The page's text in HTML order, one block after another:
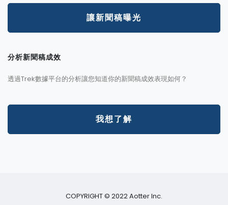
讓新聞稿曝光
分析新聞稿成效
透過Trek數據平台的分析讓您知道你的新聞稿成效表現如何？
我想了解
COPYRIGHT © 2022 Aotter Inc.